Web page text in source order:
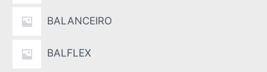
BALANCEIRO
BALFLEX